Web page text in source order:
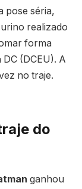
pose séria,
realizado
forma
(DCEU). A
no traje.
do
ganhou